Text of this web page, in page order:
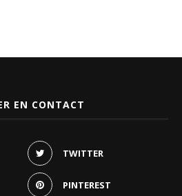
EN CONTACT
TWITTER
PINTEREST